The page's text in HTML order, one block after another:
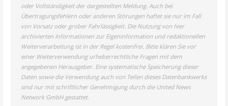
oder Vollständigkeit der dargestellten Meldung. Auch bei
Übertragungsfehlern oder anderen Störungen haftet sie nur im Fall
von Vorsatz oder grober Fahrlässigkeit. Die Nutzung von hier
archivierten Informationen zur Eigeninformation und redaktionellen
Weiterverarbeitung ist in der Regel kostenfrei. Bitte klären Sie vor
einer Weiterverwendung urheberrechtliche Fragen mit dem
angegebenen Herausgeber. Eine systematische Speicherung dieser
Daten sowie die Verwendung auch von Teilen dieses Datenbankwerks
sind nur mit schriftlicher Genehmigung durch die United News
Network GmbH gestattet.